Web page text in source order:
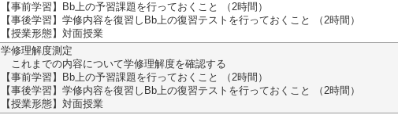
【事前学習】Bb上の予習課題を行っておくこと （2時間）
【事後学習】学修内容を復習しBb上の復習テストを行っておくこと （2時間）
【授業形態】対面授業
学修理解度測定
これまでの内容について学修理解度を確認する
【事前学習】Bb上の予習課題を行っておくこと （2時間）
【事後学習】学修内容を復習しBb上の復習テストを行っておくこと （2時間）
【授業形態】対面授業